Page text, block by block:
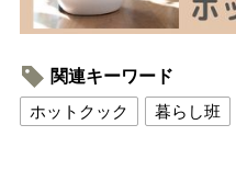
関連キーワード
ホットクック
暮らし班